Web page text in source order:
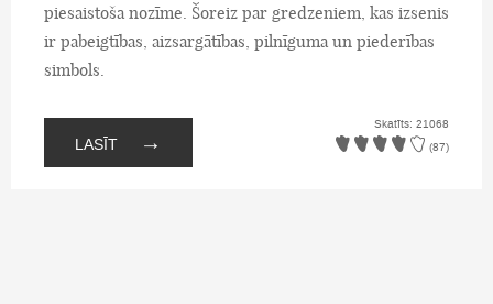
piesaistoša nozīme. Šoreiz par gredzeniem, kas izsenis
ir pabeigtības, aizsargātības, pilnīguma un piederības
simbols.
LASĪT →
Skatīts: 21068
(87)